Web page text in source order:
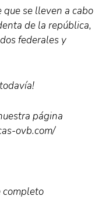
que se lleven a cabo
de la república,
federales y
página
ovb.com/
completo